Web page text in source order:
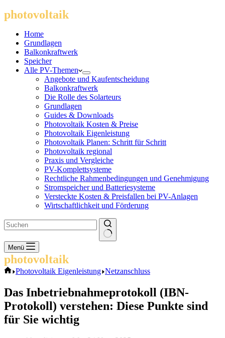
photovoltaik
Home
Grundlagen
Balkonkraftwerk
Speicher
Alle PV-Themen
Angebote und Kaufentscheidung
Balkonkraftwerk
Die Rolle des Solarteurs
Grundlagen
Guides & Downloads
Photovoltaik Kosten & Preise
Photovoltaik Eigenleistung
Photovoltaik Planen: Schritt für Schritt
Photovoltaik regional
Praxis und Vergleiche
PV-Komplettsysteme
Rechtliche Rahmenbedingungen und Genehmigung
Stromspeicher und Batteriesysteme
Versteckte Kosten & Preisfallen bei PV-Anlagen
Wirtschaftlichkeit und Förderung
Keine
Ergebnisse
Menü
photovoltaik
Start
Photovoltaik Eigenleistung Netzanschluss
Das Inbetriebnahmeprotokoll (IBN-
Protokoll) verstehen: Diese Punkte sind
für Sie wichtig